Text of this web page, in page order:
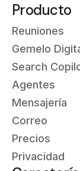
Producto
Reuniones
Gemelo
Search
Agentes
Mensajería
Correo
Precios
Privacidad